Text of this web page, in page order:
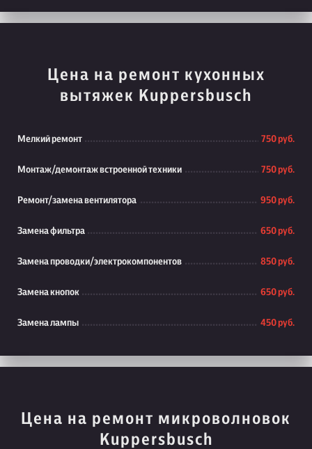
Цена на ремонт кухонных
вытяжек Kuppersbusch
Мелкий ремонт 750 руб.
Монтаж/демонтаж встроенной техники 750 руб.
Ремонт/замена вентилятора 950 руб.
Замена фильтра 650 руб.
Замена проводки/электрокомпонентов 850 руб.
Замена кнопок 650 руб.
Замена лампы 450 руб.
Цена на ремонт микроволновок
Kuppersbusch